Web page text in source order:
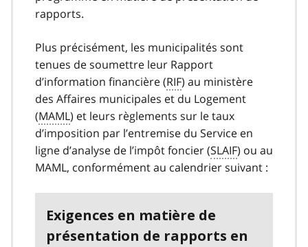
rapports.
Plus précisément, les municipalités sont
tenues de soumettre leur Rapport
d’information financière (RIF) au ministère
des Affaires municipales et du Logement
(MAML) et leurs règlements sur le taux
d’imposition par l’entremise du Service en
ligne d’analyse de l’impôt foncier (SLAIF) ou au
MAML, conformément au calendrier suivant :
Exigences en matière de
présentation de rapports en